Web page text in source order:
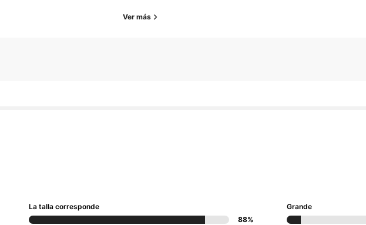
Ver más
La talla corresponde
88%
Grande